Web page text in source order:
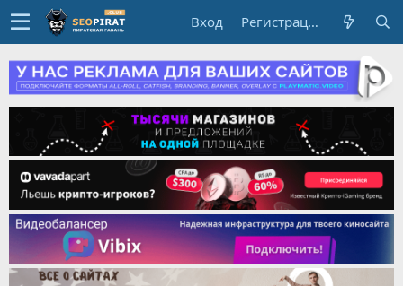
Вход Регистрация